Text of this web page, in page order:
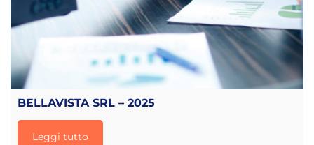
BELLAVISTA SRL – 2025
Leggi tutto